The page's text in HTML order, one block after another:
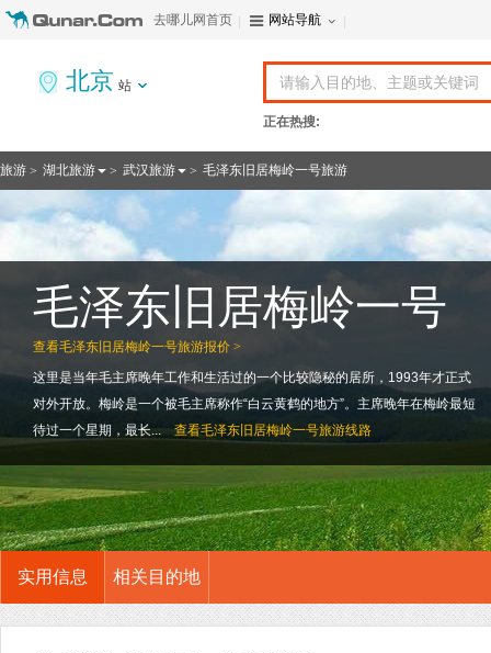
去哪儿网首页 网站导航
北京 站
正在热搜:
旅游 > 湖北旅游 > 武汉旅游 > 毛泽东旧居梅岭一号旅游
查看毛泽东旧居梅岭一号旅游报价 >
毛泽东旧居梅岭一号
这里是当年毛主席晚年工作和生活过的一个比较隐秘的居所，1993年才正式
对外开放。梅岭是一个被毛主席称作“白云黄鹤的地方”。主席晚年在梅岭最短
待过一个星期，最长...
查看毛泽东旧居梅岭一号旅游线路
实用信息 相关目的地